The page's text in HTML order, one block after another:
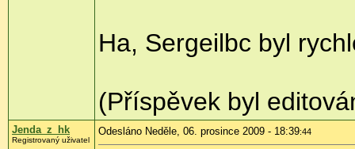
Ha, Sergeilbc byl
(Příspěvek byl
Jenda_z_hk
Registrovaný uživatel
Odesláno Neděle, 06. prosince 2009 - 18:39:44